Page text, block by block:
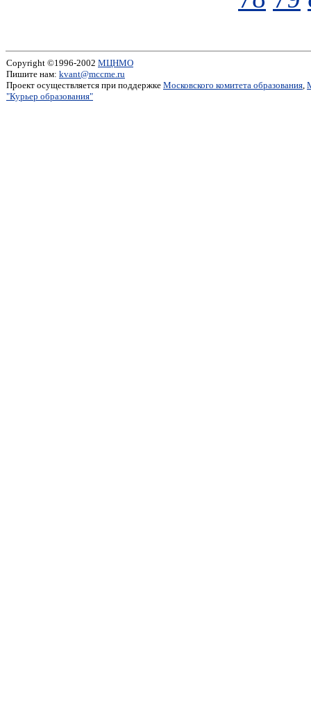
Copyright ©1996-2002 МЦНМО
Пишите нам: kvant@mccme.ru
Проект осуществляется при поддержке Московского комитета образования,
"Курьер образования"